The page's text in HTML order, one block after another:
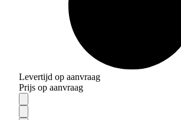
Levertijd op aanvraag
Prijs op aanvraag